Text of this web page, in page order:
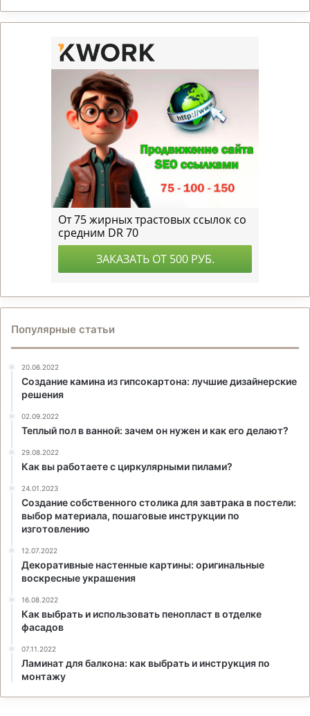
Популярные статьи
20.06.2022
Создание камина из гипсокартона: лучшие дизайнерские
решения
02.09.2022
Теплый пол в ванной: зачем он нужен и как его делают?
29.08.2022
Как вы работаете с циркулярными пилами?
24.01.2023
Создание собственного столика для завтрака в постели:
выбор материала, пошаговые инструкции по
изготовлению
12.07.2022
Декоративные настенные картины: оригинальные
воскресные украшения
16.08.2022
Как выбрать и использовать пенопласт в отделке
фасадов
07.11.2022
Ламинат для балкона: как выбрать и инструкция по
монтажу